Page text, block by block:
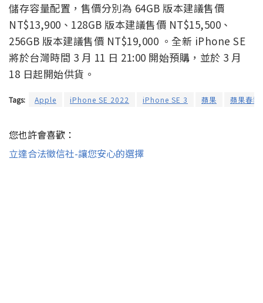
儲存容量配置，售價分別為 64GB 版本建議售價
NT$13,900、128GB 版本建議售價 NT$15,500、
256GB 版本建議售價 NT$19,000 。全新 iPhone SE
將於台灣時間 3 月 11 日 21:00 開始預購，並於 3 月
18 日起開始供貨。
Tags: Apple iPhone SE 2022 iPhone SE 3 蘋果 蘋果春季
您也許會喜歡：
立達合法徵信社-讓您安心的選擇